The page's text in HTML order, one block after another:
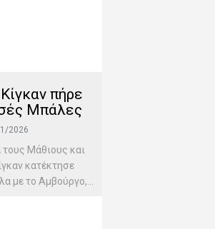
πήρε
Μπάλες
2026
τους Μάθιους και
κατέκτησε
με το Αμβούργο,...